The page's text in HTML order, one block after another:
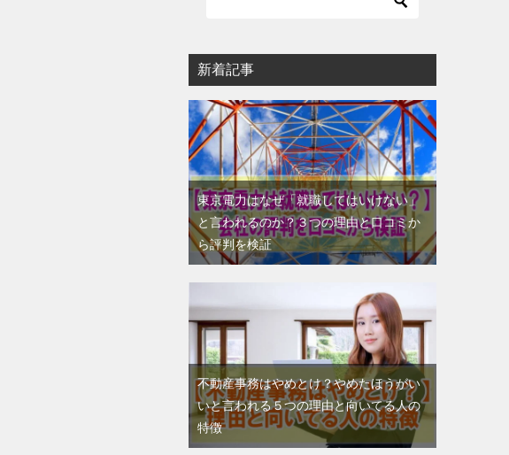
新着記事
東京電力はなぜ「就職してはいけない」
と言われるのか？３つの理由と口コミか
ら評判を検証
不動産事務はやめとけ？やめたほうがい
いと言われる５つの理由と向いてる人の
特徴